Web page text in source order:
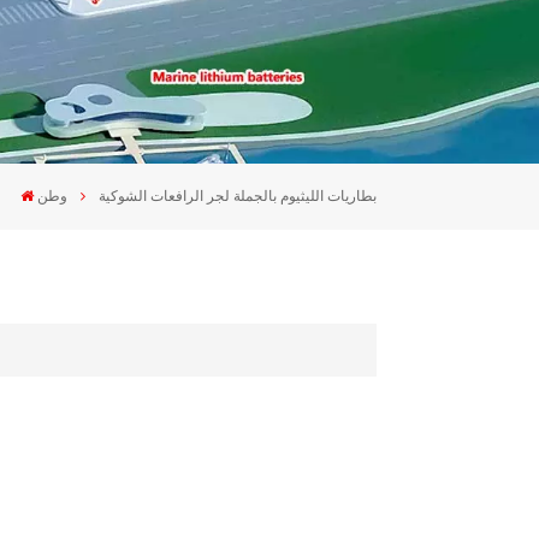
وطن بطاريات الليثيوم بالجملة لجر الرافعات الشوكية